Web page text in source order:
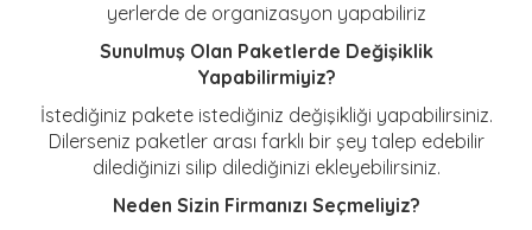
yerlerde de organizasyon yapabiliriz
Sunulmuş Olan Paketlerde Değişiklik
Yapabilirmiyiz?
İstediğiniz pakete istediğiniz değişikliği yapabilirsiniz.
Dilerseniz paketler arası farklı bir şey talep edebilir
dilediğinizi silip dilediğinizi ekleyebilirsiniz.
Neden Sizin Firmanızı Seçmeliyiz?